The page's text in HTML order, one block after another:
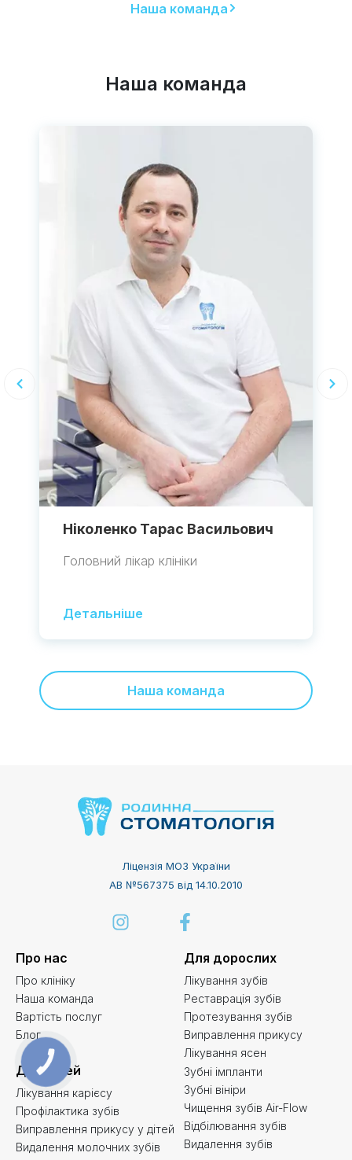
Наша команда
Наша команда
Ніколенко Тарас Васильович
Головний лікар клініки
Детальніше
Наша команда
Ліцензія МОЗ України
АВ №567375 від 14.10.2010
Про нас
Про клініку
Наша команда
Вартість послуг
Блог
Для дорослих
Лікування зубів
Реставрація зубів
Протезування зубів
Виправлення прикусу
Лікування ясен
Зубні імпланти
Зубні вініри
Чищення зубів Air-Flow
Відбілювання зубів
Видалення зубів
Для дітей
Лікування карієсу
Профілактика зубів
Виправлення прикусу у дітей
Видалення молочних зубів
КНОПКА
ЗВ'ЯЗКУ